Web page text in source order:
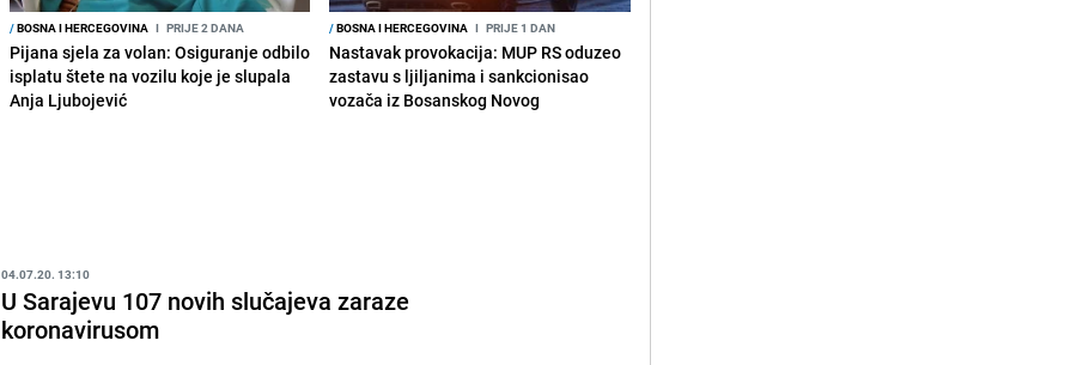
/BOSNA I HERCEGOVINA I PRIJE 2 DANA
Pijana sjela za volan: Osiguranje odbilo
isplatu štete na vozilu koje je slupala
Anja Ljubojević
/BOSNA I HERCEGOVINA I PRIJE 1 DAN
Nastavak provokacija: MUP RS oduzeo
zastavu s ljiljanima i sankcionisao
vozača iz Bosanskog Novog
04.07.20. 13:10
U Sarajevu 107 novih slučajeva zaraze
koronavirusom